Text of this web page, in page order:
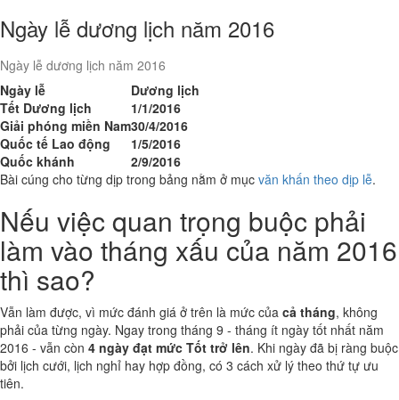
Ngày lễ dương lịch năm 2016
Ngày lễ dương lịch năm 2016
Ngày lễ
Dương lịch
Tết Dương lịch
1/1/2016
Giải phóng miền Nam30/4/2016
Quốc tế Lao động
1/5/2016
Quốc khánh
2/9/2016
Bài cúng cho từng dịp trong bảng nằm ở mục văn khấn theo dịp lễ.
Nếu việc quan trọng buộc phải
làm vào tháng xấu của năm 2016
thì sao?
Vẫn làm được, vì mức đánh giá ở trên là mức của cả tháng, không
phải của từng ngày. Ngay trong tháng 9 - tháng ít ngày tốt nhất năm
2016 - vẫn còn 4 ngày đạt mức Tốt trở lên. Khi ngày đã bị ràng buộc
bởi lịch cưới, lịch nghỉ hay hợp đồng, có 3 cách xử lý theo thứ tự ưu
tiên.